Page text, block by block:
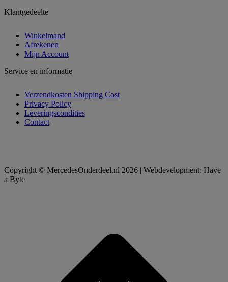
Klantgedeelte
Winkelmand
Afrekenen
Mijn Account
Service en informatie
Verzendkosten Shipping Cost
Privacy Policy
Leveringscondities
Contact
Copyright © MercedesOnderdeel.nl 2026 | Webdevelopment: Have
a Byte